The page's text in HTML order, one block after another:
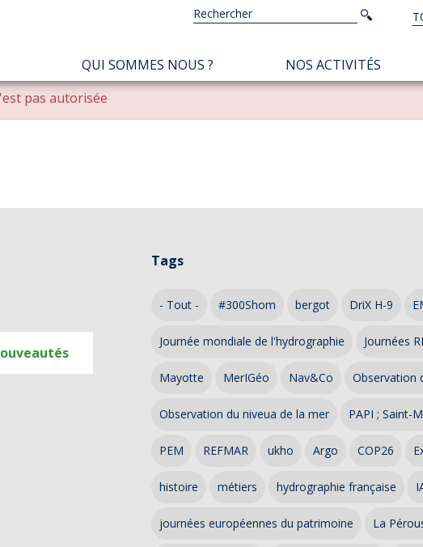
NAVIGATION
PRINCIPALE
QUI SOMMES NOUS ? NOS ACTIVITÉS
pas autorisée
Tags
- Tout - #300Shom bergot DriX H-9
Journée mondiale de l'hydrographie Journées
Mayotte MerIGéo Nav&Co Observation
Observation du niveua de la mer PAPI ; Saint-
PEM REFMAR ukho Argo COP26
histoire métiers hydrographie française
journées européennes du patrimoine La